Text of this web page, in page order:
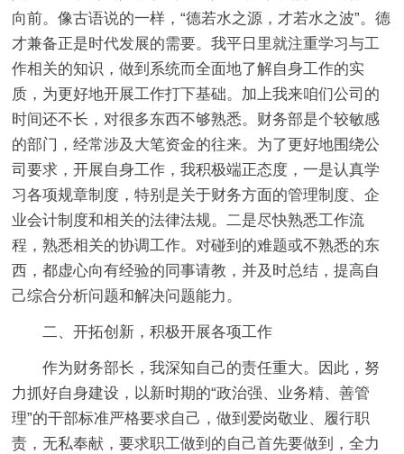
向前。像古语说的一样，“德若水之源，才若水之波”。德
才兼备正是时代发展的需要。我平日里就注重学习与工
作相关的知识，做到系统而全面地了解自身工作的实
质，为更好地开展工作打下基础。加上我来咱们公司的
时间还不长，对很多东西不够熟悉。财务部是个较敏感
的部门，经常涉及大笔资金的往来。为了更好地围绕公
司要求，开展自身工作，我积极端正态度，一是认真学
习各项规章制度，特别是关于财务方面的管理制度、企
业会计制度和相关的法律法规。二是尽快熟悉工作流
程，熟悉相关的协调工作。对碰到的难题或不熟悉的东
西，都虚心向有经验的同事请教，并及时总结，提高自
己综合分析问题和解决问题能力。
二、开拓创新，积极开展各项工作
作为财务部长，我深知自己的责任重大。因此，努
力抓好自身建设，以新时期的“政治强、业务精、善管
理”的干部标准严格要求自己，做到爱岗敬业、履行职
责，无私奉献，要求职工做到的自己首先要做到，全力